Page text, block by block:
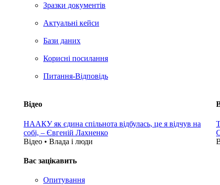
Зразки документів
Актуальні кейси
Бази даних
Корисні посилання
Питання-Відповідь
Відео
НААКУ як єдина спільнота відбулась, це я відчув на
собі, – Євгеній Лахненко
Відео • Влада i люди
Вас зацікавить
Опитування